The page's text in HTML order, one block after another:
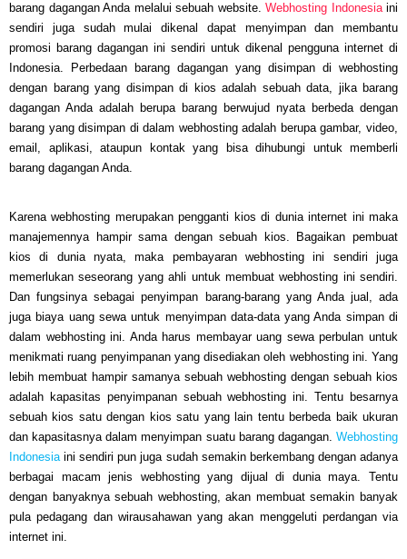
barang dagangan Anda melalui sebuah website. Webhosting Indonesia ini
sendiri juga sudah mulai dikenal dapat menyimpan dan membantu
promosi barang dagangan ini sendiri untuk dikenal pengguna internet di
Indonesia. Perbedaan barang dagangan yang disimpan di webhosting
dengan barang yang disimpan di kios adalah sebuah data, jika barang
dagangan Anda adalah berupa barang berwujud nyata berbeda dengan
barang yang disimpan di dalam webhosting adalah berupa gambar, video,
email, aplikasi, ataupun kontak yang bisa dihubungi untuk memberli
barang dagangan Anda.
Karena webhosting merupakan pengganti kios di dunia internet ini maka
manajemennya hampir sama dengan sebuah kios. Bagaikan pembuat
kios di dunia nyata, maka pembayaran webhosting ini sendiri juga
memerlukan seseorang yang ahli untuk membuat webhosting ini sendiri.
Dan fungsinya sebagai penyimpan barang-barang yang Anda jual, ada
juga biaya uang sewa untuk menyimpan data-data yang Anda simpan di
dalam webhosting ini. Anda harus membayar uang sewa perbulan untuk
menikmati ruang penyimpanan yang disediakan oleh webhosting ini. Yang
lebih membuat hampir samanya sebuah webhosting dengan sebuah kios
adalah kapasitas penyimpanan sebuah webhosting ini. Tentu besarnya
sebuah kios satu dengan kios satu yang lain tentu berbeda baik ukuran
dan kapasitasnya dalam menyimpan suatu barang dagangan. Webhosting
Indonesiaini sendiri pun juga sudah semakin berkembang dengan adanya
berbagai macam jenis webhosting yang dijual di dunia maya. Tentu
dengan banyaknya sebuah webhosting, akan membuat semakin banyak
pula pedagang dan wirausahawan yang akan menggeluti perdangan via
internet ini.